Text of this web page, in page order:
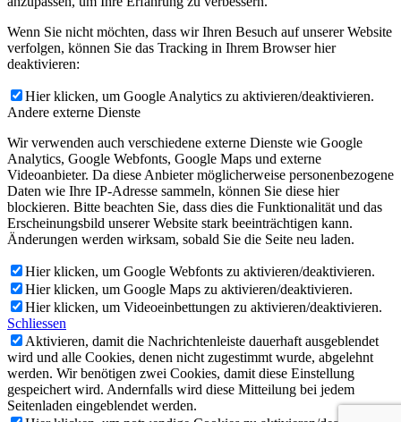
Wenn Sie nicht möchten, dass wir Ihren Besuch auf unserer Website
verfolgen, können Sie das Tracking in Ihrem Browser hier
deaktivieren:
Hier klicken, um Google Analytics zu aktivieren/deaktivieren.
Andere externe Dienste
Wir verwenden auch verschiedene externe Dienste wie Google
Analytics, Google Webfonts, Google Maps und externe
Videoanbieter. Da diese Anbieter möglicherweise personenbezogene
Daten wie Ihre IP-Adresse sammeln, können Sie diese hier
blockieren. Bitte beachten Sie, dass dies die Funktionalität und das
Erscheinungsbild unserer Website stark beeinträchtigen kann.
Änderungen werden wirksam, sobald Sie die Seite neu laden.
Hier klicken, um Google Webfonts zu aktivieren/deaktivieren.
Hier klicken, um Google Maps zu aktivieren/deaktivieren.
Hier klicken, um Videoeinbettungen zu aktivieren/deaktivieren.
Schliessen
Aktivieren, damit die Nachrichtenleiste dauerhaft ausgeblendet
wird und alle Cookies, denen nicht zugestimmt wurde, abgelehnt
werden. Wir benötigen zwei Cookies, damit diese Einstellung
gespeichert wird. Andernfalls wird diese Mitteilung bei jedem
Seitenladen eingeblendet werden.